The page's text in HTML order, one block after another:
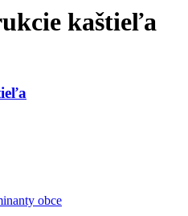
kaštieľa
obce